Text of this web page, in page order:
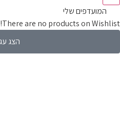
המועדפים שלי
There are no products on
הצג עגלה